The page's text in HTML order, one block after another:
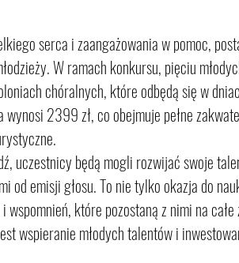
serca i zaangażowania w pomoc,
W ramach konkursu, pięciu
chóralnych, które odbędą się w
2399 zł, co obejmuje pełne
uczestnicy będą mogli rozwijać swoje
od emisji głosu. To nie tylko okazja do
wspomnień, które pozostaną z nimi na
wspieranie młodych talentów i